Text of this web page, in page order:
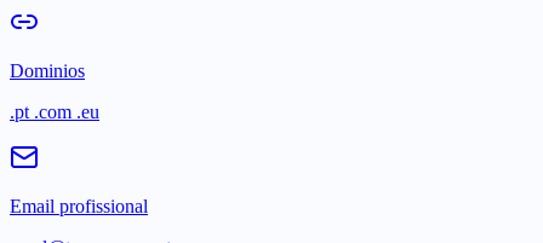
Dominios
.pt .com .eu
Email profissional